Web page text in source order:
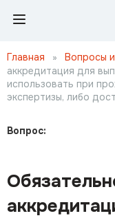
Главная » Вопросы
аккредитация для
использовать при
экспертизы, либо
Вопрос: